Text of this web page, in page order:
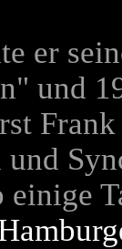
er
und
und